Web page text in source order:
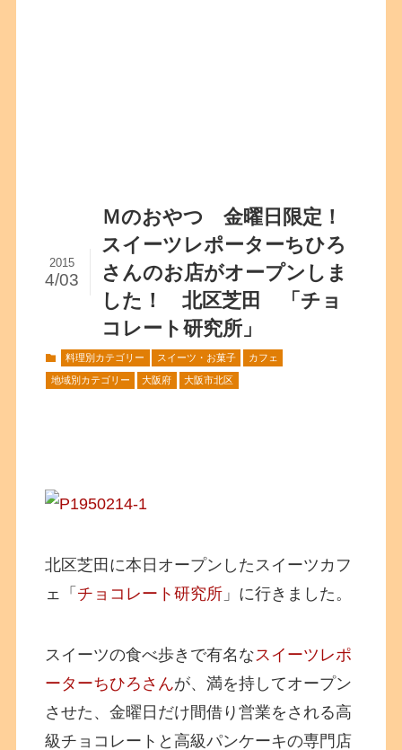
Ｍのおやつ 金曜日限定！
スイーツレポーターちひろ
さんのお店がオープンしま
した！ 北区芝田 「チョ
コレート研究所」
2015
4/03
料理別カテゴリー スイーツ・お菓子 カフェ
地域別カテゴリー 大阪府 大阪市北区
北区芝田に本日オープンしたスイーツカフ
ェ「 チョコレート研究所 」に行きました。
スイーツの食べ歩きで有名なスイーツレポ
ーターちひろさんが、満を持してオープン
させた、金曜日だけ間借り営業をされる高
級チョコレートと高級パンケーキの専門店